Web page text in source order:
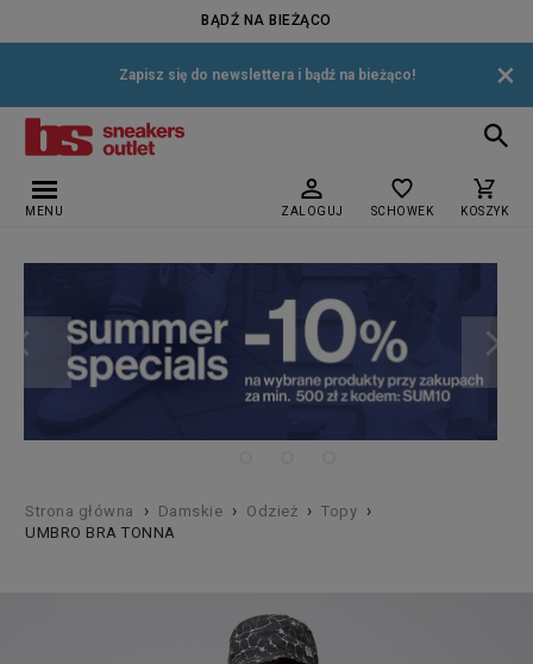
BĄDŹ NA BIEŻĄCO
Zapisz się do newslettera i bądź na bieżąco! ×
MENU ZALOGUJ SCHOWEK KOSZYK
Strona główna › Damskie › Odzież › Topy ›
UMBRO BRA TONNA